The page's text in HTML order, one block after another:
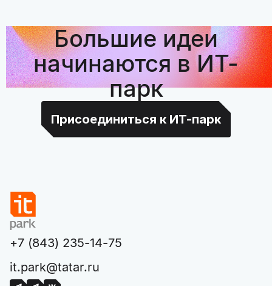
Большие идеи
начинаются в ИТ-
парк
Присоединиться к ИТ-парк
+7 (843) 235-14-75
it.park@tatar.ru